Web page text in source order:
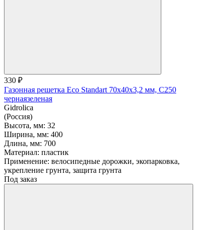
330 ₽
Газонная решетка Eco Standart 70х40х3,2 мм, С250
чернаязеленая
Gidrolica
(Россия)
Высота, мм: 32
Ширина, мм: 400
Длина, мм: 700
Материал: пластик
Применение: велосипедные дорожки, экопарковка,
укрепление грунта, защита грунта
Под заказ